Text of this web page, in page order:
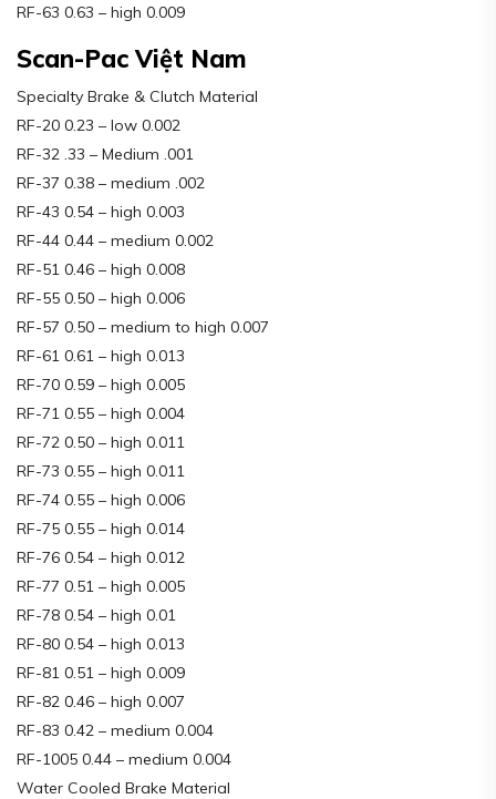
RF-63 0.63 – high 0.009
Scan-Pac Việt Nam
Specialty Brake & Clutch Material
RF-20 0.23 – low 0.002
RF-32 .33 – Medium .001
RF-37 0.38 – medium .002
RF-43 0.54 – high 0.003
RF-44 0.44 – medium 0.002
RF-51 0.46 – high 0.008
RF-55 0.50 – high 0.006
RF-57 0.50 – medium to high 0.007
RF-61 0.61 – high 0.013
RF-70 0.59 – high 0.005
RF-71 0.55 – high 0.004
RF-72 0.50 – high 0.011
RF-73 0.55 – high 0.011
RF-74 0.55 – high 0.006
RF-75 0.55 – high 0.014
RF-76 0.54 – high 0.012
RF-77 0.51 – high 0.005
RF-78 0.54 – high 0.01
RF-80 0.54 – high 0.013
RF-81 0.51 – high 0.009
RF-82 0.46 – high 0.007
RF-83 0.42 – medium 0.004
RF-1005 0.44 – medium 0.004
Water Cooled Brake Material